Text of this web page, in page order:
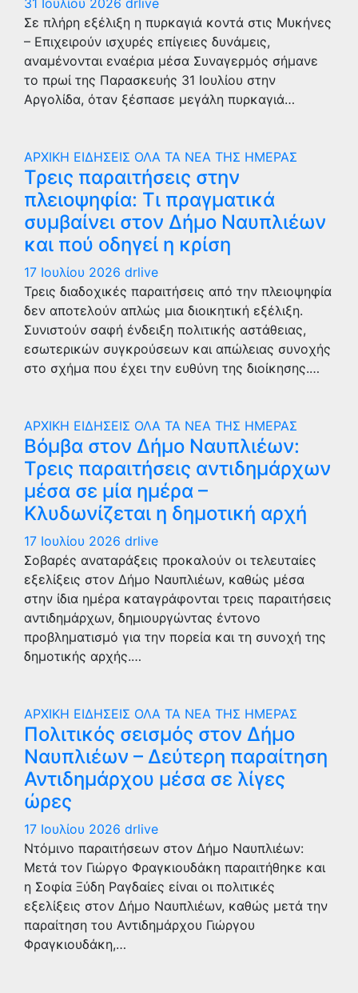
31 Ιουλίου 2026 drlive
Σε πλήρη εξέλιξη η πυρκαγιά κοντά στις Μυκήνες
– Επιχειρούν ισχυρές επίγειες δυνάμεις,
αναμένονται εναέρια μέσα Συναγερμός σήμανε
το πρωί της Παρασκευής 31 Ιουλίου στην
Αργολίδα, όταν ξέσπασε μεγάλη πυρκαγιά…
ΑΡΧΙΚΗ ΕΙΔΗΣΕΙΣ ΟΛΑ ΤΑ ΝΕΑ ΤΗΣ ΗΜΕΡΑΣ
Τρεις παραιτήσεις στην
πλειοψηφία: Τι πραγματικά
συμβαίνει στον Δήμο Ναυπλιέων
και πού οδηγεί η κρίση
17 Ιουλίου 2026 drlive
Τρεις διαδοχικές παραιτήσεις από την πλειοψηφία
δεν αποτελούν απλώς μια διοικητική εξέλιξη.
Συνιστούν σαφή ένδειξη πολιτικής αστάθειας,
εσωτερικών συγκρούσεων και απώλειας συνοχής
στο σχήμα που έχει την ευθύνη της διοίκησης.…
ΑΡΧΙΚΗ ΕΙΔΗΣΕΙΣ ΟΛΑ ΤΑ ΝΕΑ ΤΗΣ ΗΜΕΡΑΣ
Βόμβα στον Δήμο Ναυπλιέων:
Τρεις παραιτήσεις αντιδημάρχων
μέσα σε μία ημέρα –
Κλυδωνίζεται η δημοτική αρχή
17 Ιουλίου 2026 drlive
Σοβαρές αναταράξεις προκαλούν οι τελευταίες
εξελίξεις στον Δήμο Ναυπλιέων, καθώς μέσα
στην ίδια ημέρα καταγράφονται τρεις παραιτήσεις
αντιδημάρχων, δημιουργώντας έντονο
προβληματισμό για την πορεία και τη συνοχή της
δημοτικής αρχής.…
ΑΡΧΙΚΗ ΕΙΔΗΣΕΙΣ ΟΛΑ ΤΑ ΝΕΑ ΤΗΣ ΗΜΕΡΑΣ
Πολιτικός σεισμός στον Δήμο
Ναυπλιέων – Δεύτερη παραίτηση
Αντιδημάρχου μέσα σε λίγες
ώρες
17 Ιουλίου 2026 drlive
Ντόμινο παραιτήσεων στον Δήμο Ναυπλιέων:
Μετά τον Γιώργο Φραγκιουδάκη παραιτήθηκε και
η Σοφία Ξύδη Ραγδαίες είναι οι πολιτικές
εξελίξεις στον Δήμο Ναυπλιέων, καθώς μετά την
παραίτηση του Αντιδημάρχου Γιώργου
Φραγκιουδάκη,…